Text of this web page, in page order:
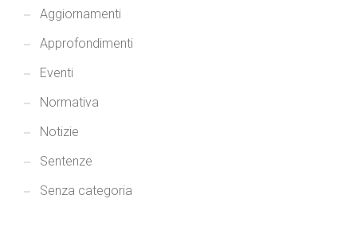
Aggiornamenti
Approfondimenti
Eventi
Normativa
Notizie
Sentenze
Senza categoria